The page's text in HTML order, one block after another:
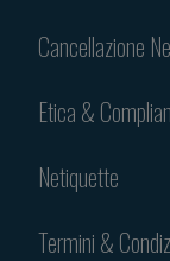
Cancellazione
Etica &
Netiquette
Termini &